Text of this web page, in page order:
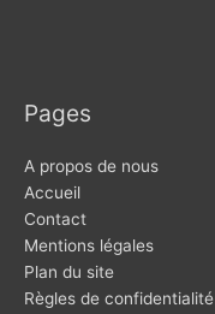
Pages
A propos de nous
Accueil
Contact
Mentions légales
Plan du site
Règles de confidentialité